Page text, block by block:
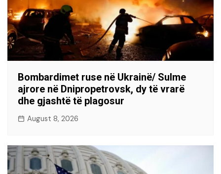
Bombardimet ruse në Ukrainë/ Sulme
ajrore në Dnipropetrovsk, dy të vrarë
dhe gjashtë të plagosur
August 8, 2026